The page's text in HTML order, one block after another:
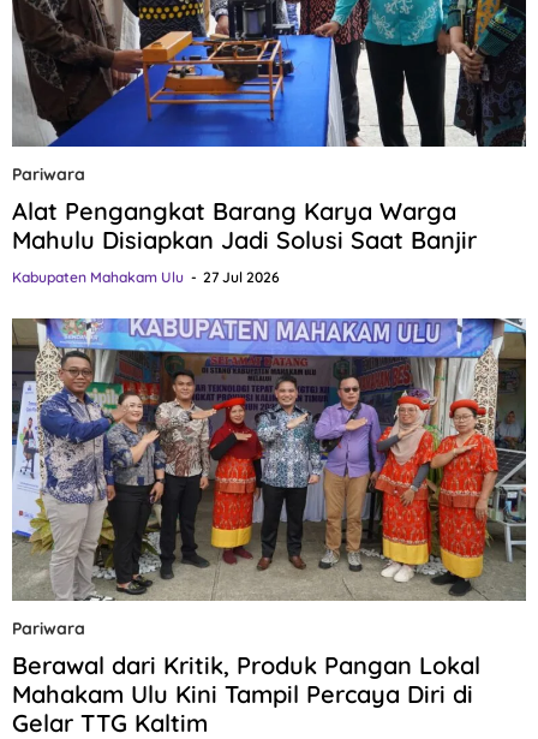
Pariwara
Alat Pengangkat Barang Karya Warga
Mahulu Disiapkan Jadi Solusi Saat Banjir
Kabupaten Mahakam Ulu 27 Jul 2026
Pariwara
Berawal dari Kritik, Produk Pangan Lokal
Mahakam Ulu Kini Tampil Percaya Diri di
Gelar TTG Kaltim